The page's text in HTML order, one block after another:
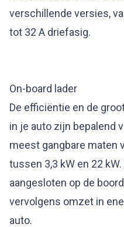
verschillende versies,
tot 32 A driefasig.
On-board lader
De efficiëntie en de
in je auto zijn bepalend
meest gangbare maten
tussen 3,3 kW en 22
aangesloten op de
vervolgens omzet in
auto.